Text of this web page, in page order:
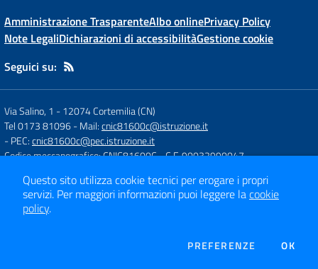
Amministrazione TrasparenteAlbo onlinePrivacy Policy
Note LegaliDichiarazioni di accessibilitàGestione cookie
Seguici su:
Via Salino, 1 -12074 Cortemilia (CN)
Tel 0173 81096- Mail:cnic81600c@istruzione.it
- PEC:cnic81600c@pec.istruzione.it
Codice meccanografico: CNIC81600C- C.F. 90032990047
Concept & Design by
Designers Italia
Questo sito utilizza cookie tecnici per erogare i propri
servizi. Per maggiori informazioni puoi leggere lacookie
policy.
PREFERENZE DEI COOKIE
OK